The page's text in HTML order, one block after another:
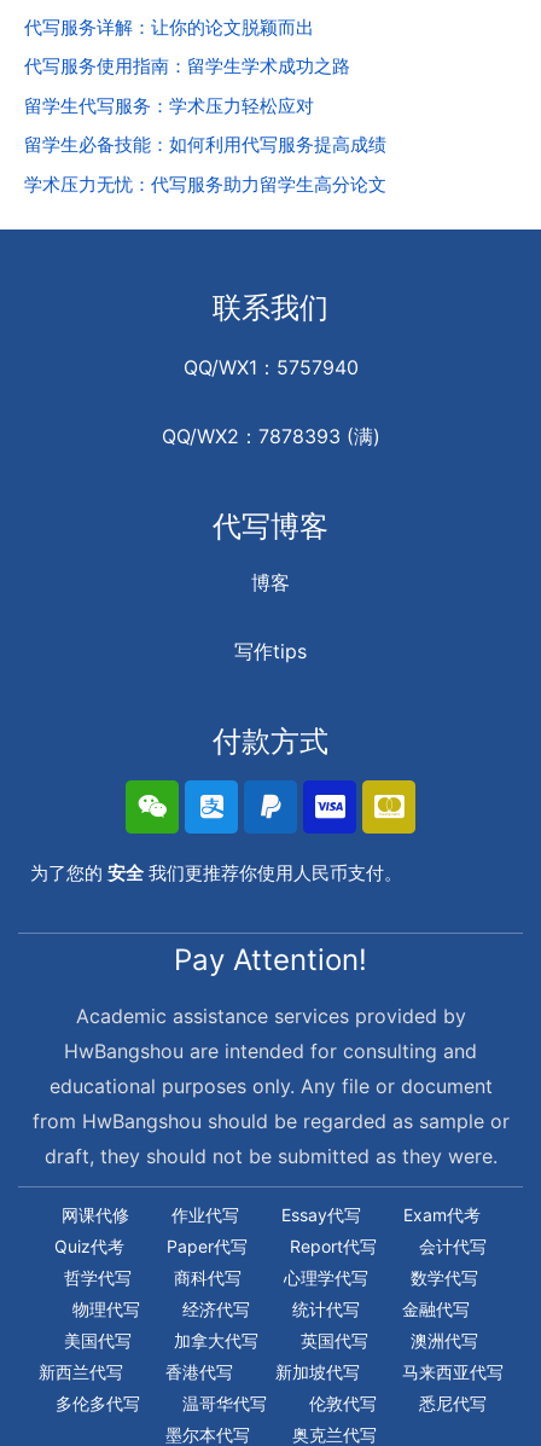
代写服务详解：让你的论文脱颖而出
代写服务使用指南：留学生学术成功之路
留学生代写服务：学术压力轻松应对
留学生必备技能：如何利用代写服务提高成绩
学术压力无忧：代写服务助力留学生高分论文
联系我们
QQ/WX1：5757940
QQ/WX2：7878393 (满)
代写博客
博客
写作tips
付款方式
为了您的 安全 我们更推荐你使用人民币支付。
Pay Attention!
Academic assistance services provided by
HwBangshou are intended for consulting and
educational purposes only. Any file or document
from HwBangshou should be regarded as sample or
draft, they should not be submitted as they were.
网课代修 作业代写 Essay代写
Exam代考
Quiz代考
Paper代写 Report代写
会计代写
哲学代写
商科代写 心理学代写
数学代写
物理代写
经济代写 统计代写
金融代写
美国代写
加拿大代写 英国代写
澳洲代写
新西兰代写
香港代写 新加坡代写
马来西亚代写
多伦多代写
温哥华代写 伦敦代写
悉尼代写
墨尔本代写
奥克兰代写